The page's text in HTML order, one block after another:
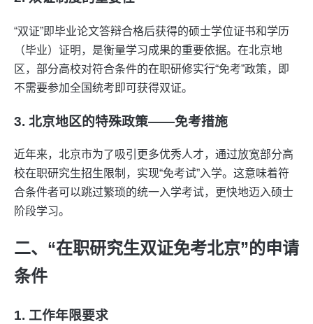
“双证”即毕业论文答辩合格后获得的硕士学位证书和学历
（毕业）证明，是衡量学习成果的重要依据。在北京地
区，部分高校对符合条件的在职研修实行“免考”政策，即
不需要参加全国统考即可获得双证。
3. 北京地区的特殊政策——免考措施
近年来，北京市为了吸引更多优秀人才，通过放宽部分高
校在职研究生招生限制，实现“免考试”入学。这意味着符
合条件者可以跳过繁琐的统一入学考试，更快地迈入硕士
阶段学习。
二、“在职研究生双证免考北京”的申请
条件
1. 工作年限要求